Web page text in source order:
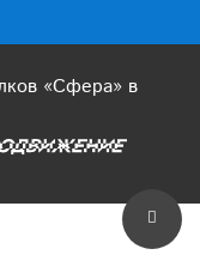
«Сфера» в